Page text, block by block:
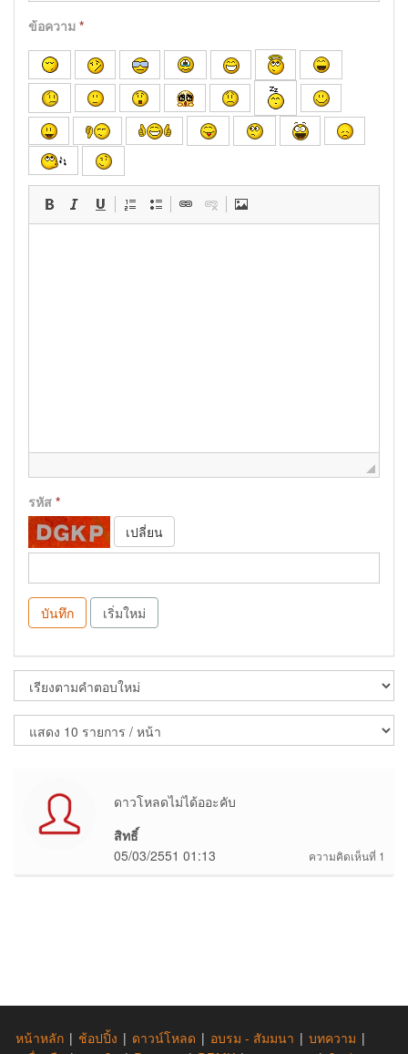
ข้อความ *
รหัส *
เปลี่ยน
บันทึก เริ่มใหม่
ดาวโหลดไม่ได้ออะคับ
สิทธิ์
ความคิดเห็นที่ 1
05/03/2551 01:13
หน้าหลัก | ช้อปปิ้ง | ดาวน์โหลด | อบรม - สัมมนา | บทความ |